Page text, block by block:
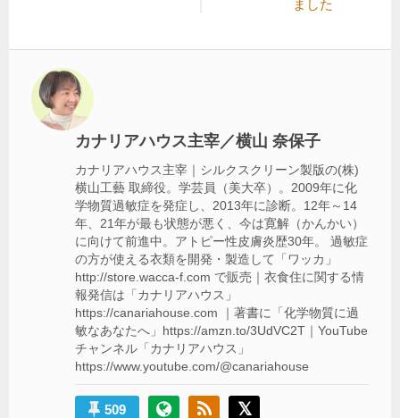
ゲ
ー
シ
ました
カナリアハウス主宰／横山 奈保子
カナリアハウス主宰｜シルクスクリーン製版の(株)
横山工藝 取締役。学芸員（美大卒）。2009年に化
学物質過敏症を発症し、2013年に診断。12年～14
年、21年が最も状態が悪く、今は寛解（かんかい）
に向けて前進中。アトピー性皮膚炎歴30年。 過敏症
の方が使える衣類を開発・製造して「ワッカ」
http://store.wacca-f.com で販売｜衣食住に関する情
報発信は「カナリアハウス」
https://canariahouse.com ｜著書に「化学物質に過
敏なあなたへ」https://amzn.to/3UdVC2T｜YouTube
チャンネル「カナリアハウス」
https://www.youtube.com/@canariahouse
509